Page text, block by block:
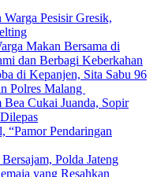
Pesisir Gresik,
Makan Bersama di
dan Berbagi Keberkahan
di Kepanjen, Sita Sabu 96
Polres Malang
Cukai Juanda, Sopir
“Pamor Pendaringan
Polda Jateng
yang Resahkan